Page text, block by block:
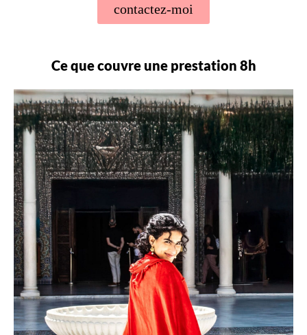
contactez-moi
Ce que couvre une prestation 8h